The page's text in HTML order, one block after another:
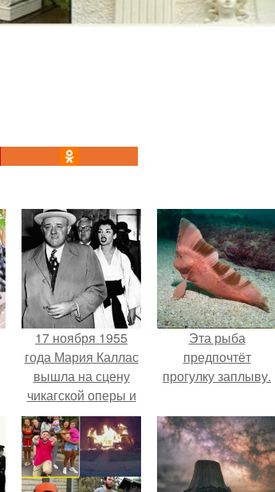
17 ноября 1955
года Мария Каллас
вышла на сцену
чикагской оперы и
сорвала овации.
Эта рыба
предпочтёт
прогулку заплыву.